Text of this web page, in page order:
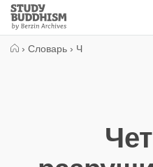
Close
Study
Buddhism
› Словарь › Ч